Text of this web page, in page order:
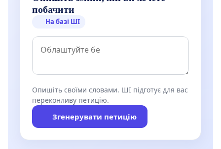
побачити
На базі ШІ
Опишіть своїми словами. ШІ підготує для вас
переконливу петицію.
Згенерувати петицію